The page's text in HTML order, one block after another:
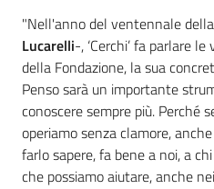
"Nell'anno del ventennale
Lucarelli-, ‘Cerchi’ fa parlare
della Fondazione, la sua
Penso sarà un importante
conoscere sempre più. Perché
operiamo senza clamore,
farlo sapere, fa bene a noi, a
che possiamo aiutare, anche